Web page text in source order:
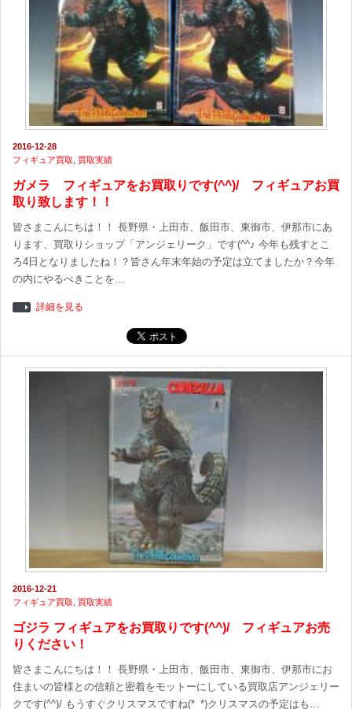
2016-12-28
フィギュア買取
買取実績
ガメラ フィギュアをお買取りです(^^)/ フィギュアお買
取り致します！！
皆さまこんにちは！！ 長野県・上田市、飯田市、東御市、伊那市にあ
ります、買取りショップ「アンジェリーク」です(^^♪ 今年も残すとこ
ろ4日となりましたね！？皆さん年末年始の予定は立てましたか？今年
の内にやるべきことを…
詳細を見る
2016-12-21
フィギュア買取
買取実績
ゴジラ フィギュアをお買取りです(^^)/ フィギュアお売
りください！
皆さまこんにちは！！ 長野県・上田市、飯田市、東御市、伊那市にお
住まいの皆様との信頼と密着をモットーにしている買取店アンジェリー
クです(^^)/ もうすぐクリスマスですね(*_*)クリスマスの予定はも…